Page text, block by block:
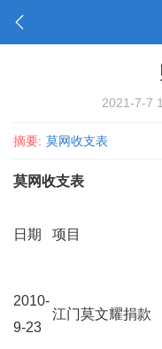
2021-7-7
摘要: 莫网收支表
莫网收支表
日期 项目
2010-
9-23
江门莫文耀捐款